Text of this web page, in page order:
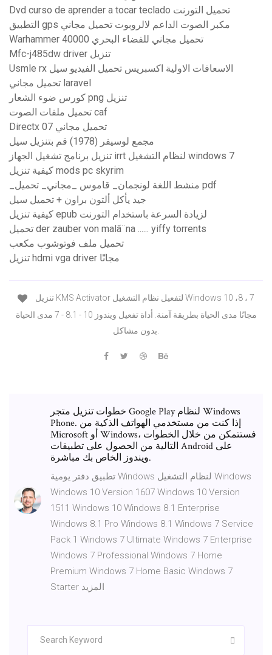
Dvd curso de aprender a tocar teclado تحميل التورنت
التطبيق gps مكبر الصوت الداعم لالروبوت تحميل مجاني
Warhammer 40000 تحميل مجاني للفضاء البحري
Mfc-j485dw driver تنزيل
Usmle rx الاسعافات الاولية اكسبريس تحميل الفيديو سيل
تحميل مجاني laravel
كورس ضوء الشعار png تنزيل
تحميل ملفات الصوت caf
Directx 07 تحميل مجاني
مجمع لوسيفر (1978) قم بتنزيل سيل
تنزيل برنامج تشغيل الجهاز irrt لنظام التشغيل windows 7
كيفية تنزيل mods pc skyrim
_منشط اللغة لونجمان_ قاموس _مجاني_ تحميل pdf
جيد يأكل ألتون براون + تحميل سيل
كيفية تنزيل epub لزيادة السرعة باستخدام التورنت
تحميل der zauber von malã¨na ...... yiffy torrents
تحميل ملف فوتوشوب مكعب
تنزيل hdmi vga driver مجانًا
مجانًا مدى الحياة بطريقة آمنة. أداة تفعيل ويندوز 10 - 8.1 - 7 مدى الحياة
خطوات تنزيل متجر Google Play لنظام Windows
Phone. إذا كنت من مستخدمي الهواتف الذكية من
Microsoft أو Windows، فستتمكن من خلال الخطوات
التالية من الحصول على تطبيقات Android على
ويندوز الخاص بك مباشرة.
تطبيق دفتر يومية Windows لنظام التشغيل Windows
Windows 10 Version 1607 Windows 10 Version
1511 Windows 10 Windows 8.1 Enterprise
Windows 8.1 Pro Windows 8.1 Windows 7 Service
Pack 1 Windows 7 Ultimate Windows 7 Enterprise
Windows 7 Professional Windows 7 Home
Premium Windows 7 Home Basic Windows 7
Starter المزيد